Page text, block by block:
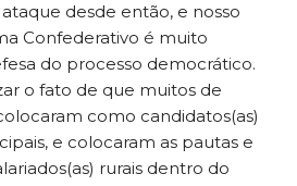
desde então, e nosso
Confederativo é muito
do processo democrático.
o fato de que muitos de
como candidatos(as)
e colocaram as pautas e
rurais dentro do